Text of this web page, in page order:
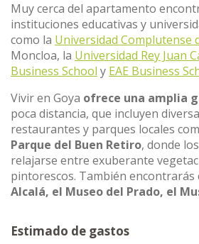
Muy cerca del apartamento
instituciones educativas y
como la Universidad Complutense
Moncloa, la Universidad Rey Juan
Business School y EAE Business
Vivir en Goya ofrece una amplia
poca distancia, que incluyen
restaurantes y parques locales
Parque del Buen Retiro, donde
relajarse entre exuberante
pintorescos. También encontrarás
Alcalá, el Museo del Prado, el
Estimado de gastos